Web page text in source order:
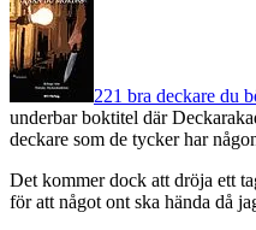
221 bra deckare du
underbar boktitel där
deckare som de tycker har
Det kommer dock att dröja ett
för att något ont ska hända då